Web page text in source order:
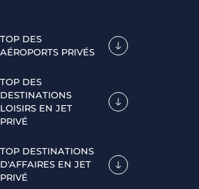
TOP DES
AÉROPORTS PRIVÉS
TOP DES
DESTINATIONS
LOISIRS EN JET
PRIVÉ
TOP DESTINATIONS
D'AFFAIRES EN JET
PRIVÉ